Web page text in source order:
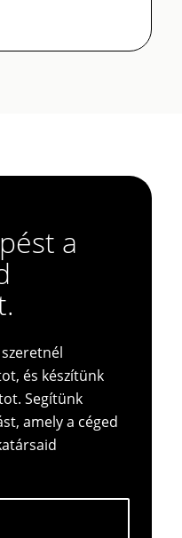
a
és készítünk
Segítünk
amely a céged